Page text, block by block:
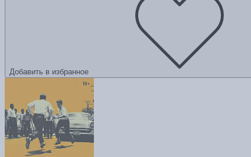
Добавить в избранное